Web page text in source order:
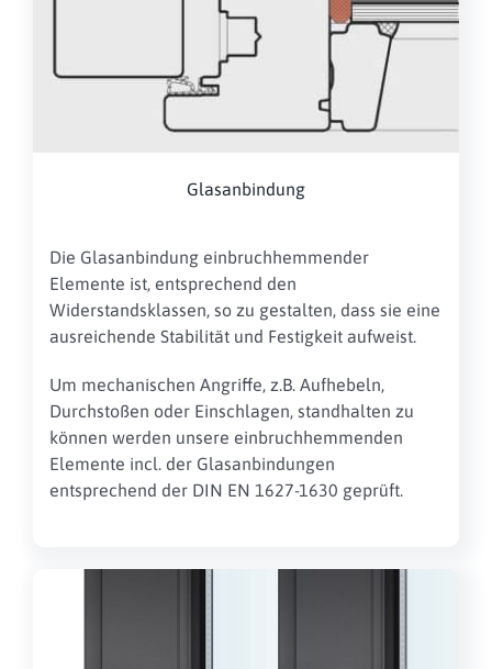
Glasanbindung
Die Glasanbindung einbruchhemmender
Elemente ist, entsprechend den
Widerstandsklassen, so zu gestalten, dass sie eine
ausreichende Stabilität und Festigkeit aufweist.
Um mechanischen Angriffe, z.B. Aufhebeln,
Durchstoßen oder Einschlagen, standhalten zu
können werden unsere einbruchhemmenden
Elemente incl. der Glasanbindungen
entsprechend der DIN EN 1627-1630 geprüft.